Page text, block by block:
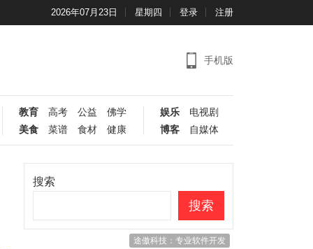
2026年07月23日 星期四 登录 注册
手机版
教育 高考 公益
佛学
美食
菜谱 食材 健康
娱乐
电视剧
博客
自媒体
搜索
搜索
途傲科技：专业软件开发